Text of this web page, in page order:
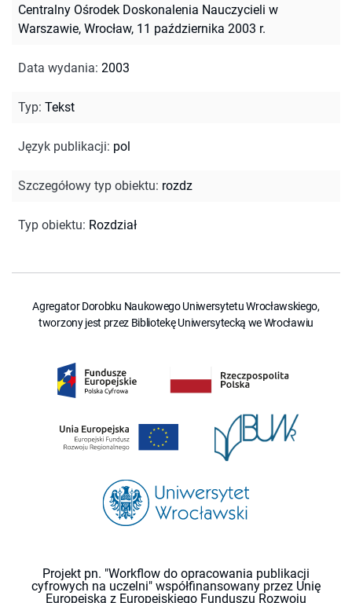
Centralny Ośrodek Doskonalenia Nauczycieli w
Warszawie, Wrocław, 11 października 2003 r.
Data wydania: 2003
Typ: Tekst
Język publikacji: pol
Szczegółowy typ obiektu: rozdz
Typ obiektu: Rozdział
Agregator Dorobku Naukowego Uniwersytetu Wrocławskiego,
tworzony jest przez Bibliotekę Uniwersytecką we Wrocławiu
Projekt pn. "Workflow do opracowania publikacji
cyfrowych na uczelni" współfinansowany przez Unię
Europejską z Europejskiego Funduszu Rozwoju